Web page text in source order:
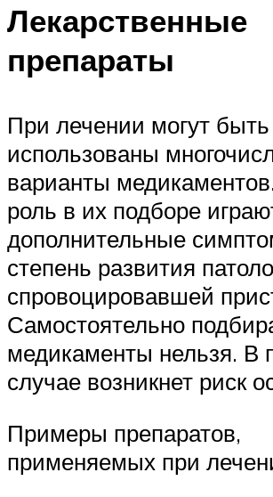
Лекарственные
препараты
При лечении могут быть
использованы
варианты
роль в их подборе
дополнительные
степень развития
спровоцировавшей
Самостоятельно
медикаменты нельзя. В
случае возникнет риск
Примеры препаратов,
применяемых при